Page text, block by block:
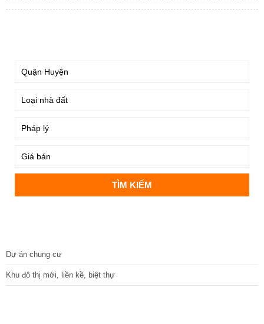
Dự án chung cư
Khu đô thị mới, liền kề, biệt thự